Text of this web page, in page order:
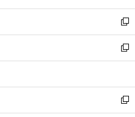
開
く
ウ
で
開
く
ン
ド
ウ
で
開
ウ
ィ
ン
ド
ウ
開
く
し
い
ウ
ィ
ン
ウ
で
開
新
し
い
ウ
ン
ド
ウ
新
し
ウ
ィ
ン
新